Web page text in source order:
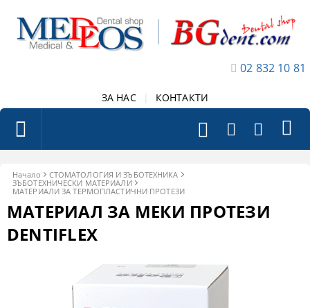
02 832 10 81
ЗА НАС КОНТАКТИ
Начало
СТОМАТОЛОГИЯ И ЗЪБОТЕХНИКА
ЗЪБОТЕХНИЧЕСКИ МАТЕРИАЛИ
МАТЕРИАЛИ ЗА ТЕРМОПЛАСТИЧНИ ПРОТЕЗИ
МАТЕРИАЛ ЗА МЕКИ ПРОТЕЗИ
DENTIFLEX